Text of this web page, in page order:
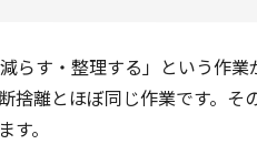
らす・整理する」という作業
捨離とほぼ同じ作業です。そ
。